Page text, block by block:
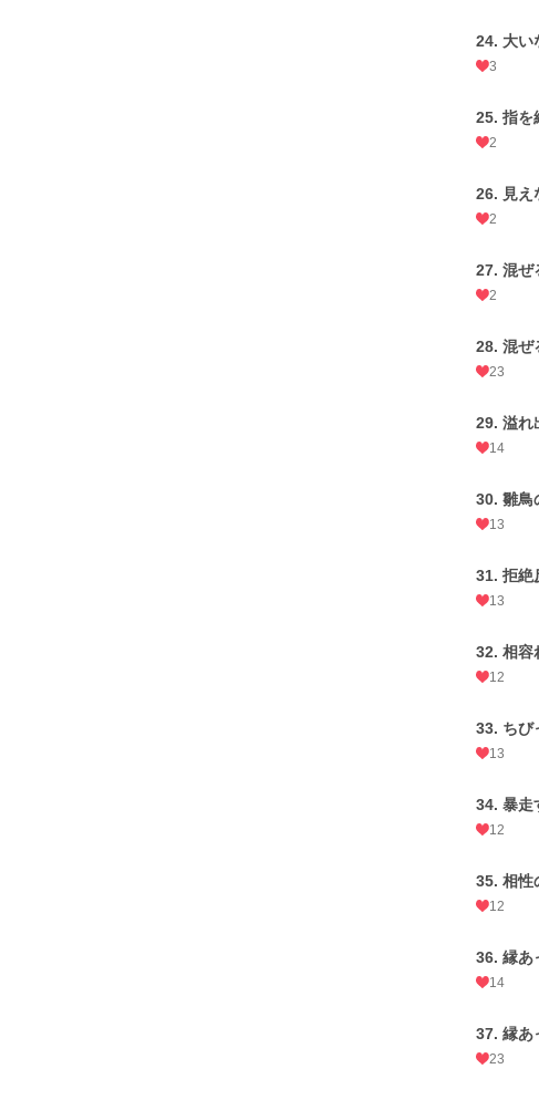
24. 大い
3
25. 指
2
26. 見え
2
27. 混
2
28. 混
23
29. 溢
14
30. 雛鳥
13
31. 拒絶
13
32. 相容
12
33. ちび
13
34. 暴走
12
35. 相性
12
36. 縁あ
14
37. 縁
23